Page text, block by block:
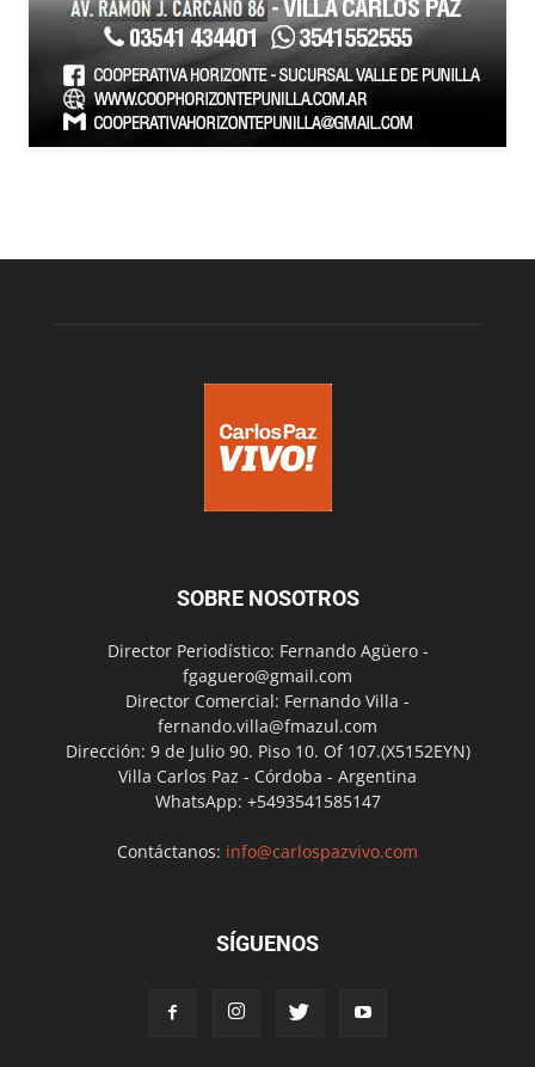
SOBRE NOSOTROS
Director Periodístico: Fernando Agüero -
fgaguero@gmail.com
Director Comercial: Fernando Villa -
fernando.villa@fmazul.com
Dirección: 9 de Julio 90. Piso 10. Of 107.(X5152EYN)
Villa Carlos Paz - Córdoba - Argentina
WhatsApp: +5493541585147
Contáctanos: info@carlospazvivo.com
SÍGUENOS